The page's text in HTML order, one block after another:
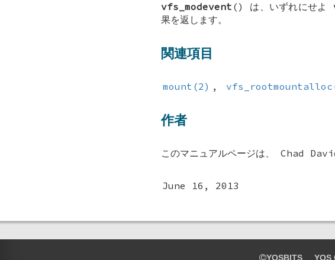
vfs_modevent () は、いずれにせよ
果を返します。
関連項目
mount(2) ,
作者
このマニュアルページは、 Chad
June 16, 2013
YOSBITS YOS